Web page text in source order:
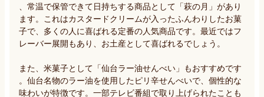
、常温で保管できて日持ちする商品として「萩の月」があり
ます。これはカスタードクリームが入ったふんわりしたお菓
子で、多くの人に喜ばれる定番の人気商品です。最近ではフ
レーバー展開もあり、お土産として喜ばれるでしょう。
また、米菓子として「仙台ラー油せんべい」もおすすめです
。仙台名物のラー油を使用したピリ辛せんべいで、個性的な
味わいが特徴です。一部テレビ番組で取り上げられたことも